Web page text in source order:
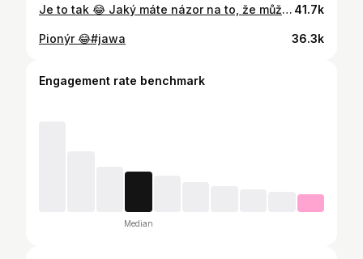
Je to tak 😂 Jaký máte názor na to, že můžete řídit silnější elektromotorky s řidičákem na auto? Arctic Leopard XE PRO S 41.7k
Pionýr 😂#jawa 36.3k
Engagement rate benchmark
Median